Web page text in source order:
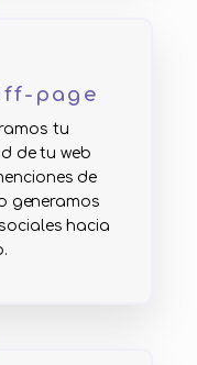
page
tu
de tu web
de
generamos
hacia